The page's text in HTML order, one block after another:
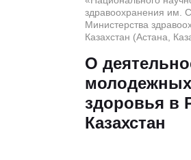
здравоохранения им.
Министерства
Казахстан (Астана,
О
здоровья в
Казахстан